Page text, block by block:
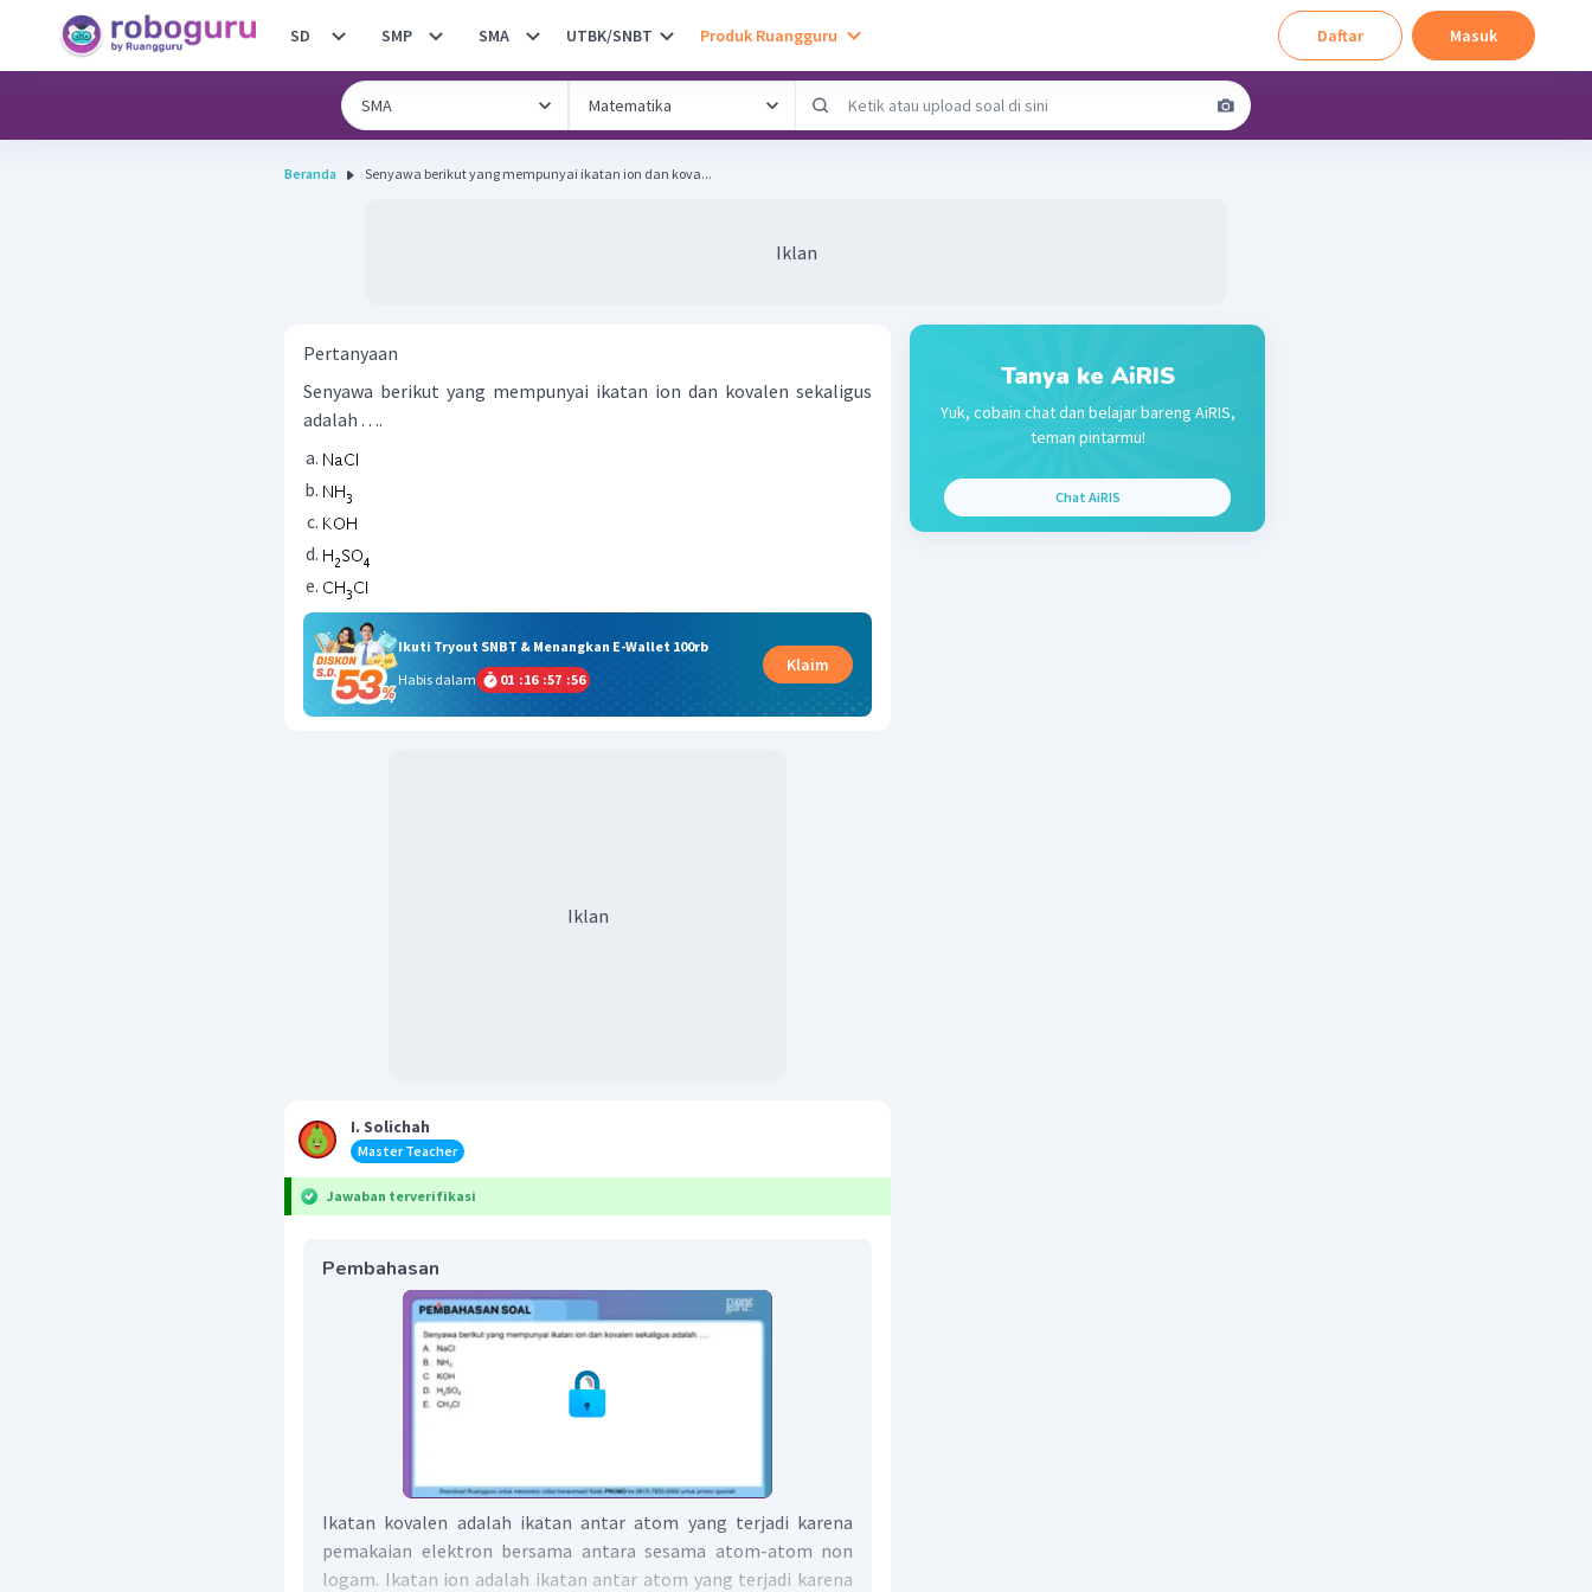
SD SMP SMA UTBK/SNBT Produk Ruangguru Daftar Masuk
Beranda Senyawa berikut yang mempunyai ikatan ion dan kova...
Iklan
Pertanyaan
Senyawa berikut yang mempunyai ikatan ion dan kovalen sekaligus
adalah . . ..
Ikuti Tryout SNBT & Menangkan E-Wallet 100rb
Habis dalam
01 :16 :57 :55
Klaim
Iklan
I. Solichah
Master Teacher
Jawaban terverifikasi
Pembahasan
Ikatan kovalen adalah ikatan antar atom yang terjadi karena
pemakaian elektron bersama antara sesama atom-atom non
logam. Ikatan ion adalah ikatan antar atom yang terjadi karena
Tanya ke AiRIS
Yuk, cobain chat dan belajar bareng AiRIS,
teman pintarmu!
Chat AiRIS